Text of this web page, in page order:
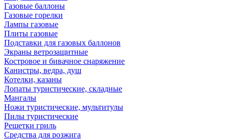
Газовые баллоны
Газовые горелки
Лампы газовые
Плиты газовые
Подставки для газовых баллонов
Экраны ветрозащитные
Костровое и бивачное снаряжение
Канистры, ведра, душ
Котелки, казаны
Лопаты туристические, складные
Мангалы
Ножи туристические, мультитулы
Пилы туристические
Решетки гриль
Средства для розжига